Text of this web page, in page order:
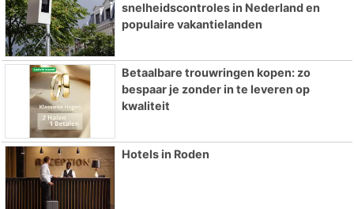
snelheidscontroles in Nederland en
populaire vakantielanden
Betaalbare trouwringen kopen: zo
bespaar je zonder in te leveren op
kwaliteit
Hotels in Roden